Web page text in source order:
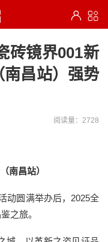
砖镜界001新
南昌站）强势
阅读量：2728
南昌站）
动圆满举办后，2025全
之旅。